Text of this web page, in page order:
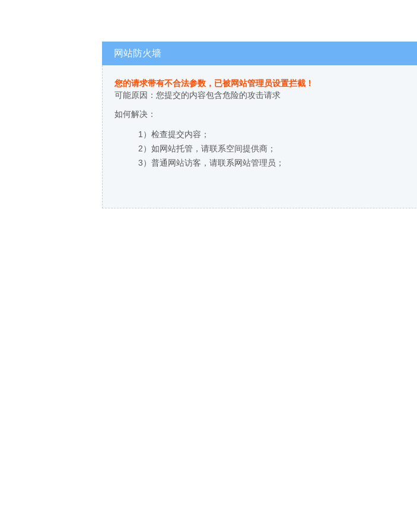
网站防火墙
您的请求带有不合法参数，已被网站管理员设置拦截！
可能原因：您提交的内容包含危险的攻击请求
如何解决：
1）检查提交内容；
2）如网站托管，请联系空间提供商；
3）普通网站访客，请联系网站管理员；